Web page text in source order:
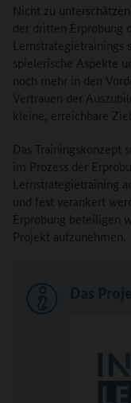
Nicht zu
der dritten Erprobung
Lernstrategietrainings
spielerische Aspekte
noch mehr in den
Vertrauen der
kleine, erreichbare
Das Trainingskonzept
im Prozess der
Lernstrategietraining
und fest verankert
Erprobung beteiligen
Projekt aufzunehmen.